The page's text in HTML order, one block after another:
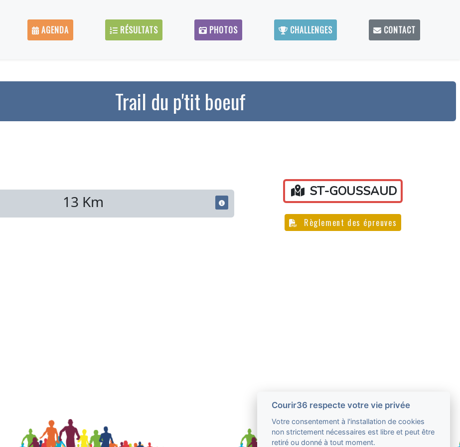
AGENDA RÉSULTATS PHOTOS CHALLENGES CONTACT
Trail du p'tit boeuf
13 Km
ST-GOUSSAUD
Règlement des épreuves
Courir36 respecte votre vie privée
Votre consentement à l'installation de cookies
non strictement nécessaires est libre et peut être
retiré ou donné à tout moment.